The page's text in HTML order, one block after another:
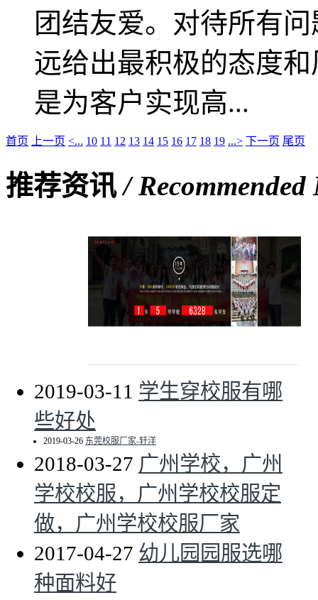
团结友爱。对待所有
远给出最积极的态度
是为客户实现高...
首页 上一页 <... 10 11 12 13 14 15 16 17 18 19 ...> 下一页 尾页
推荐资讯/ Recommended
2019-03-11 学生穿校服有哪
些好处
2019-03-26 东莞校服厂家-轩洋
2018-03-27 广州学校，广州
学校校服，广州学校校服定
做，广州学校校服厂家
2017-04-27 幼儿园园服选哪
种面料好